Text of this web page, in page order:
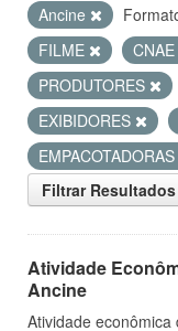
Ancine
FILME
CNAE
PRODUTORES
EXIBIDORES
EMPACOTADORAS
Filtrar Resultados
Atividade
Ancine
Atividade